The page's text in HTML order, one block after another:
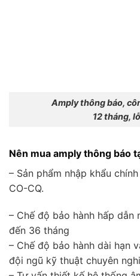
Amply thông báo,
12 tháng,
Nên mua amply thông báo
– Sản phẩm nhập khẩu
CO-CQ.
– Chế độ bảo hành hấp
đến 36 tháng
– Chế độ bảo hành dài hạn
đội ngũ kỹ thuật chuyên